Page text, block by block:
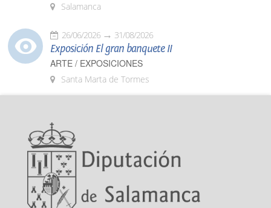
Salamanca
26/06/2026 31/08/2026
Exposición El gran banquete II
ARTE / EXPOSICIONES
Santa Marta de Tormes